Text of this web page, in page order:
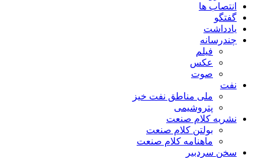
انتصاب ها
گفتگو
یادداشت
چندرسانه
فیلم
عکس
صوت
نفت
ملی مناطق نفت خیز
پتروشیمی
نشریه کلام صنعت
بولتن کلام صنعت
ماهنامه کلام صنعت
سخن سردبیر